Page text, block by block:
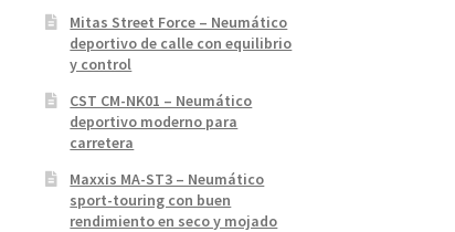
Mitas Street Force – Neumático
deportivo de calle con equilibrio
y control
CST CM-NK01 – Neumático
deportivo moderno para
carretera
Maxxis MA-ST3 – Neumático
sport-touring con buen
rendimiento en seco y mojado